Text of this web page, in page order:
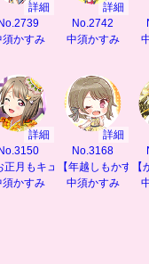
詳細
No.2739
須かすみ
詳細
No.2742
中須かすみ
】
詳細
No.3150
正月もキュートに】
須かすみ
詳細
No.3168
【年越しもかすみ
中須かすみ